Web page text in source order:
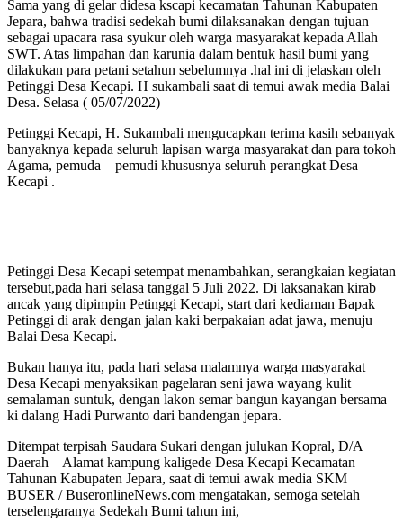
Sama yang di gelar didesa kscapi kecamatan Tahunan Kabupaten
Jepara, bahwa tradisi sedekah bumi dilaksanakan dengan tujuan
sebagai upacara rasa syukur oleh warga masyarakat kepada Allah
SWT. Atas limpahan dan karunia dalam bentuk hasil bumi yang
dilakukan para petani setahun sebelumnya .hal ini di jelaskan oleh
Petinggi Desa Kecapi. H sukambali saat di temui awak media Balai
Desa. Selasa ( 05/07/2022)
Petinggi Kecapi, H. Sukambali mengucapkan terima kasih sebanyak
banyaknya kepada seluruh lapisan warga masyarakat dan para tokoh
Agama, pemuda – pemudi khususnya seluruh perangkat Desa
Kecapi .
Petinggi Desa Kecapi setempat menambahkan, serangkaian kegiatan
tersebut,pada hari selasa tanggal 5 Juli 2022. Di laksanakan kirab
ancak yang dipimpin Petinggi Kecapi, start dari kediaman Bapak
Petinggi di arak dengan jalan kaki berpakaian adat jawa, menuju
Balai Desa Kecapi.
Bukan hanya itu, pada hari selasa malamnya warga masyarakat
Desa Kecapi menyaksikan pagelaran seni jawa wayang kulit
semalaman suntuk, dengan lakon semar bangun kayangan bersama
ki dalang Hadi Purwanto dari bandengan jepara.
Ditempat terpisah Saudara Sukari dengan julukan Kopral, D/A
Daerah – Alamat kampung kaligede Desa Kecapi Kecamatan
Tahunan Kabupaten Jepara, saat di temui awak media SKM
BUSER / BuseronlineNews.com mengatakan, semoga setelah
terselengaranya Sedekah Bumi tahun ini,